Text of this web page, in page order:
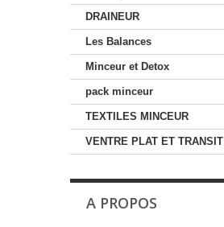
DRAINEUR
Les Balances
Minceur et Detox
pack minceur
TEXTILES MINCEUR
VENTRE PLAT ET TRANSIT
A PROPOS